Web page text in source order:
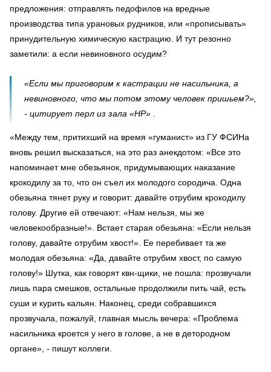
предложения: отправлять педофилов на вредные
производства типа урановых рудников, или «прописывать»
принудительную химическую кастрацию. И тут резонно
заметили: а если невиновного осудим?
«Если мы приговорим к кастрации не насильника, а
невиновного, что мы потом этому человек пришьем?»,
- цитирует перл из зала «НР» .
«Между тем, притихший на время «гуманист» из ГУ ФСИНа
вновь решил высказаться, на это раз анекдотом: «Все это
напоминает мне обезьянок, придумывающих наказание
крокодилу за то, что он съел их молодого сородича. Одна
обезьяна тянет руку и говорит: давайте отрубим крокодилу
голову. Другие ей отвечают: «Нам нельзя, мы же
человекообразные!». Встает старая обезьяна: «Если нельзя
голову, давайте отрубим хвост!». Ее перебивает та же
молодая обезьяна: «Да, давайте отрубим хвост, по самую
голову!» Шутка, как говорят квн-щики, не пошла: прозвучали
лишь пара смешков, остальные продолжили пить чай, есть
суши и курить кальян. Наконец, среди собравшихся
прозвучала, пожалуй, главная мысль вечера: «Проблема
насильника кроется у него в голове, а не в детородном
органе», - пишут коллеги.